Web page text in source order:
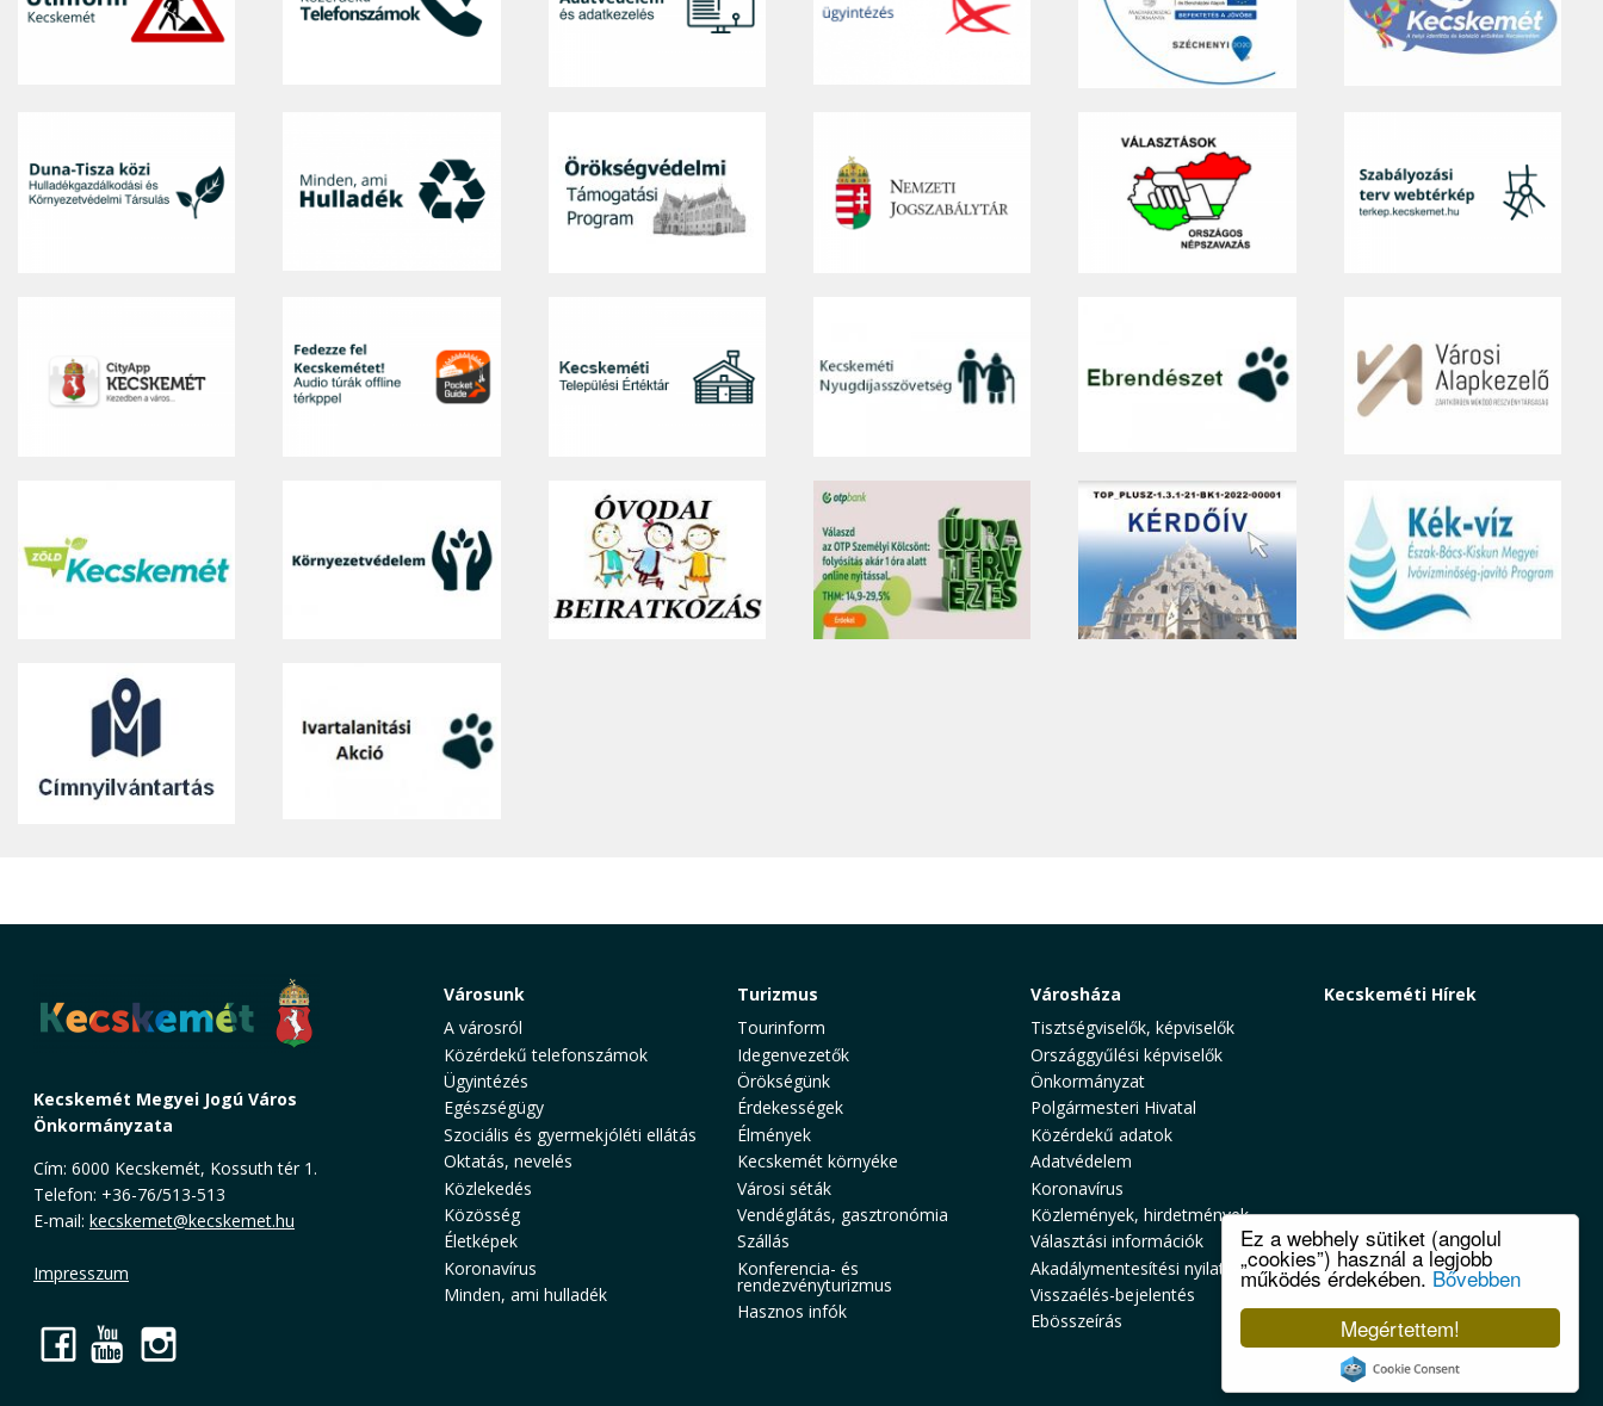
Megértettem!
Ez a webhely sütiket (angolul
„cookies”) használ a legjobb
működés érdekében. Bővebben
Cookie Consent plugin for the EU cookie law
Kecskemét Megyei Jogú Város
Önkormányzata
Cím: 6000 Kecskemét, Kossuth tér 1.
Telefon: +36-76/513-513
E-mail: kecskemet@kecskemet.hu
Impresszum
Facebook
YouTube
Városunk
A városról
Közérdekű telefonszámok
Ügyintézés
Egészségügy
Szociális és gyermekjóléti ellátás
Oktatás, nevelés
Közlekedés
Közösség
Életképek
Koronavírus
Minden, ami hulladék
Turizmus
Tourinform
Idegenvezetők
Örökségünk
Érdekességek
Élmények
Kecskemét környéke
Városi séták
Vendéglátás, gasztronómia
Szállás
Konferencia- és
rendezvényturizmus
Hasznos infók
Városháza
Tisztségviselők, képviselők
Országgyűlési képviselők
Önkormányzat
Polgármesteri Hivatal
Közérdekű adatok
Adatvédelem
Koronavírus
Közlemények, hirdetmények
Választási információk
Akadálymentesítési nyilatkozat
Visszaélés-bejelentés
Ebösszeírás
Kecskeméti Hírek